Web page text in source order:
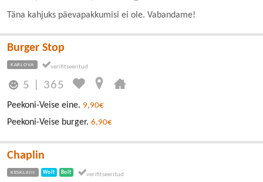
Täna kahjuks päevapakkumisi ei ole. Vabandame!
Burger Stop
KARLOVA
5 365
Peekoni-Veise eine. 9,90€
Peekoni-Veise burger. 6,90€
Chaplin
KESKLINN Wolt Bolt